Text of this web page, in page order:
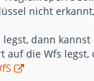
nicht
legst, dann
auf die Wfs